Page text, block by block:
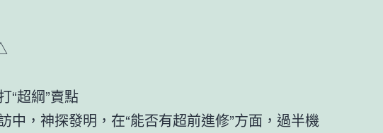
“超綱”賣點
，神探發明，在“能否有超前進修”方面，過半機